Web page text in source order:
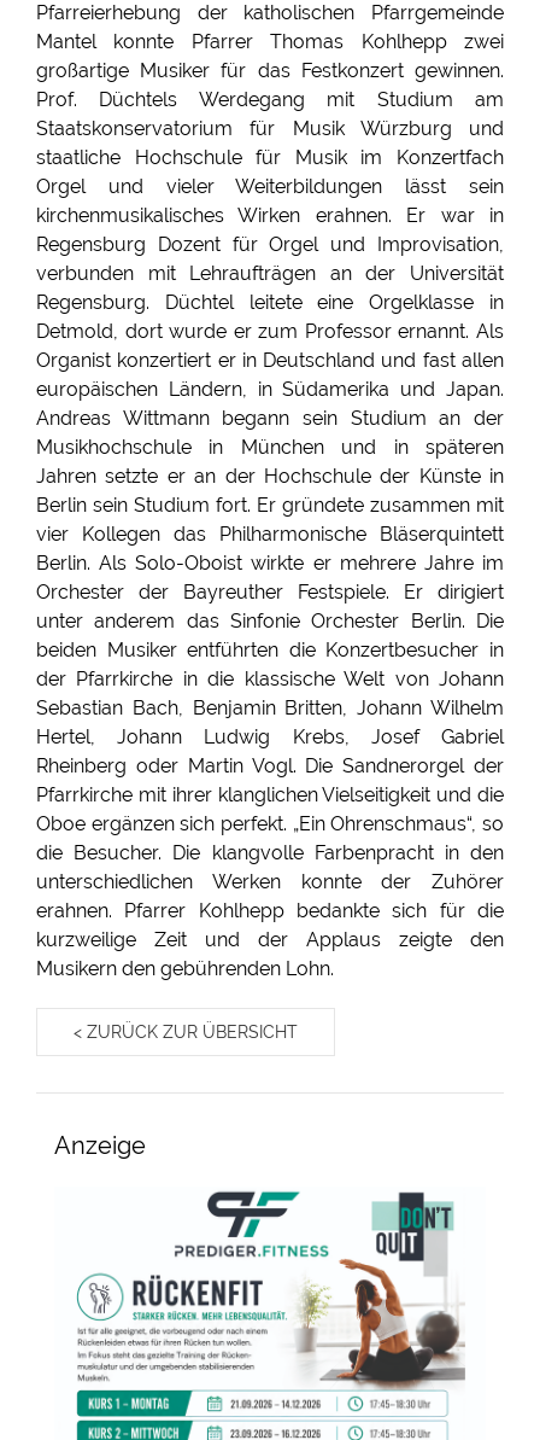
Pfarreierhebung der katholischen Pfarrgemeinde
Mantel konnte Pfarrer Thomas Kohlhepp zwei
großartige Musiker für das Festkonzert gewinnen.
Prof. Düchtels Werdegang mit Studium am
Staatskonservatorium für Musik Würzburg und
staatliche Hochschule für Musik im Konzertfach
Orgel und vieler Weiterbildungen lässt sein
kirchenmusikalisches Wirken erahnen. Er war in
Regensburg Dozent für Orgel und Improvisation,
verbunden mit Lehraufträgen an der Universität
Regensburg. Düchtel leitete eine Orgelklasse in
Detmold, dort wurde er zum Professor ernannt. Als
Organist konzertiert er in Deutschland und fast allen
europäischen Ländern, in Südamerika und Japan.
Andreas Wittmann begann sein Studium an der
Musikhochschule in München und in späteren
Jahren setzte er an der Hochschule der Künste in
Berlin sein Studium fort. Er gründete zusammen mit
vier Kollegen das Philharmonische Bläserquintett
Berlin. Als Solo-Oboist wirkte er mehrere Jahre im
Orchester der Bayreuther Festspiele. Er dirigiert
unter anderem das Sinfonie Orchester Berlin. Die
beiden Musiker entführten die Konzertbesucher in
der Pfarrkirche in die klassische Welt von Johann
Sebastian Bach, Benjamin Britten, Johann Wilhelm
Hertel, Johann Ludwig Krebs, Josef Gabriel
Rheinberg oder Martin Vogl. Die Sandnerorgel der
Pfarrkirche mit ihrer klanglichen Vielseitigkeit und die
Oboe ergänzen sich perfekt. „Ein Ohrenschmaus“, so
die Besucher. Die klangvolle Farbenpracht in den
unterschiedlichen Werken konnte der Zuhörer
erahnen. Pfarrer Kohlhepp bedankte sich für die
kurzweilige Zeit und der Applaus zeigte den
Musikern den gebührenden Lohn.
< ZURÜCK ZUR ÜBERSICHT
Anzeige